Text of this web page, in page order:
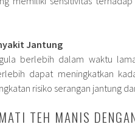
Jantung
berlebih dalam waktu
dapat meningkatkan
risiko serangan jantung
TEH MANIS